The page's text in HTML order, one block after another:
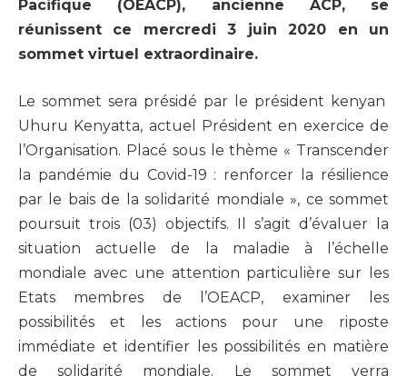
Pacifique (OEACP), ancienne ACP, se
réunissent ce mercredi 3 juin 2020 en un
sommet virtuel extraordinaire.
Le sommet sera présidé par le président kenyan
Uhuru Kenyatta, actuel Président en exercice de
l’Organisation. Placé sous le thème « Transcender
la pandémie du Covid-19 : renforcer la résilience
par le bais de la solidarité mondiale », ce sommet
poursuit trois (03) objectifs. Il s’agit d’évaluer la
situation actuelle de la maladie à l’échelle
mondiale avec une attention particulière sur les
Etats membres de l’OEACP, examiner les
possibilités et les actions pour une riposte
immédiate et identifier les possibilités en matière
de solidarité mondiale. Le sommet verra